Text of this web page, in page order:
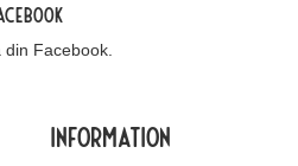
din Facebook.
Information